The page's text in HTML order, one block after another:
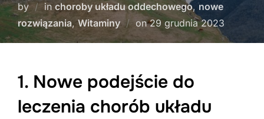
by in choroby układu oddechowego,nowe
rozwiązania,Witaminy onPosted
on
29 grudnia 2023
1. Nowe podejście do
leczenia chorób układu